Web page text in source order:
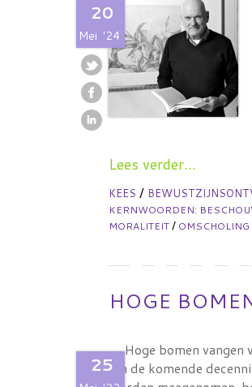
20
Mei '24
Lees verder...
KEES/
KERNWOORDEN:
MORALITEIT / OMSCHOLING
HOGE
25
Hoge bomen vangen
In de komende